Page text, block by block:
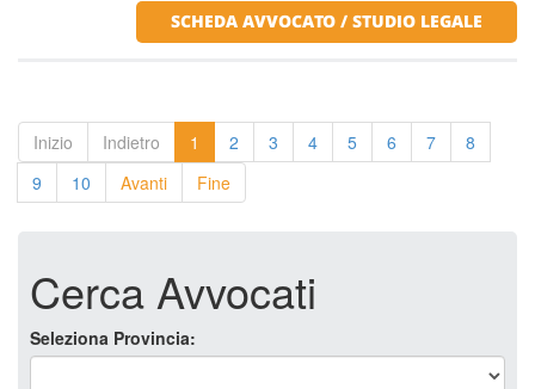
SCHEDA AVVOCATO / STUDIO LEGALE
Inizio Indietro 1 2 3 4 5 6 7
8
9
10 Avanti Fine
Cerca Avvocati
Seleziona Provincia: